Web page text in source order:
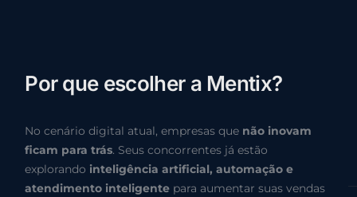
Por que escolher a Mentix?
No cenário digital atual, empresas que não inovam
ficam para trás. Seus concorrentes já estão
explorando inteligência artificial, automação e
atendimento inteligente para aumentar suas vendas